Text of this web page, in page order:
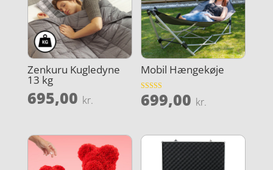
Zenkuru Kugledyne
13 kg
695,00 kr.
Mobil Hængekøje
Vurderet
4.2
699,00 kr.